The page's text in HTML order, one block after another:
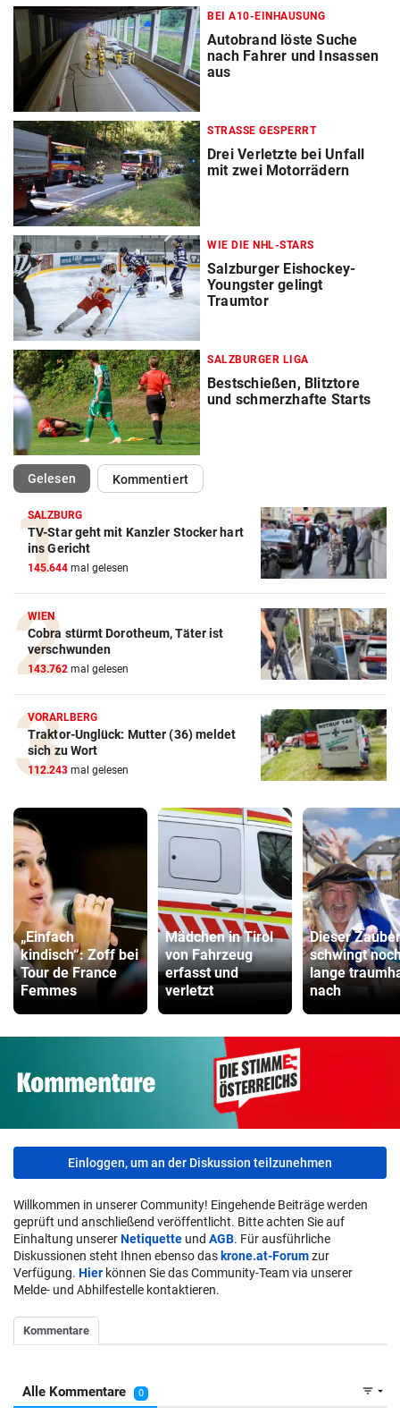
BEI A10-EINHAUSUNG
Autobrand löste Suche
nach Fahrer und Insassen
aus
STRASSE GESPERRT
Drei Verletzte bei Unfall
mit zwei Motorrädern
WIE DIE NHL-STARS
Salzburger Eishockey-
Youngster gelingt
Traumtor
SALZBURGER LIGA
Bestschießen, Blitztore
und schmerzhafte Starts
Gelesen(ausgewählt)Kommentiert
SALZBURG
TV-Star geht mit Kanzler Stocker hart
ins Gericht
145.644 mal gelesen
WIEN
Cobra stürmt Dorotheum, Täter ist
verschwunden
143.762 mal gelesen
VORARLBERG
Traktor-Unglück: Mutter (36) meldet
sich zu Wort
112.243 mal gelesen
„Einfach
kindisch“: Zoff bei
Tour de France
Femmes
Mädchen in Tirol
von Fahrzeug
erfasst und
verletzt
Dieser Zauber
schwingt
lange
nach
Einloggen, um an der Diskussion teilzunehmen
Willkommen in unserer Community! Eingehende Beiträge werden
geprüft und anschließend veröffentlicht. Bitte achten Sie auf
Einhaltung unsererNetiquette und AGB. Für ausführliche
Diskussionen steht Ihnen ebenso das krone.at-Forumzur
Verfügung. Hier können Sie das Community-Team via unserer
Melde- und Abhilfestelle kontaktieren.